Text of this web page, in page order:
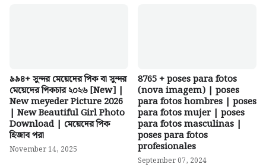
৯৯৪+ সুন্দর মেয়েদের পিক বা সুন্দর
মেয়েদের পিকচার ২০২৬ [New] |
New meyeder Picture 2026
| New Beautiful Girl Photo
Download | মেয়েদের পিক
হিজাব পরা
November 14, 2025
8765 + poses para fotos
(nova imagem) | poses
para fotos hombres | poses
para fotos mujer | poses
para fotos masculinas |
poses para fotos
profesionales
September 07, 2024